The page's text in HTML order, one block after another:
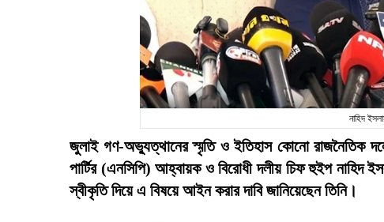
নাহিদ
জুলাই গণ-অভ্যুত্থানের স্মৃতি ও ইতিহাস কোনো রাজনৈতিক
পার্টির (এনসিপি) আহ্বায়ক ও বিরোধী দলীয় চিফ হুইপ নাহিদ
স্বীকৃতি দিয়ে এ বিষয়ে আইন করার দাবি জানিয়েছেন তিনি।